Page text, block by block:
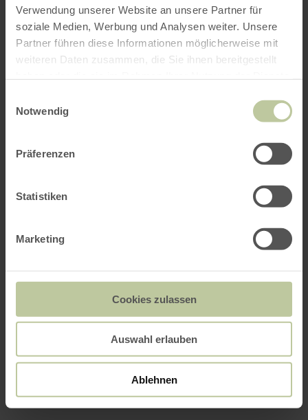
Verwendung unserer Website an unsere Partner für
soziale Medien, Werbung und Analysen weiter. Unsere
Partner führen diese Informationen möglicherweise mit
weiteren Daten zusammen, die Sie ihnen bereitgestellt
Notwendig
Präferenzen
Statistiken
Marketing
Cookies zulassen
Auswahl erlauben
Ablehnen